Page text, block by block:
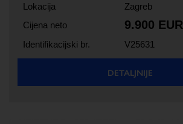
Lokacija
Zagreb
Cijena neto
9.900 EUR
Identifikacijski br. V25631
DETALJNIJE